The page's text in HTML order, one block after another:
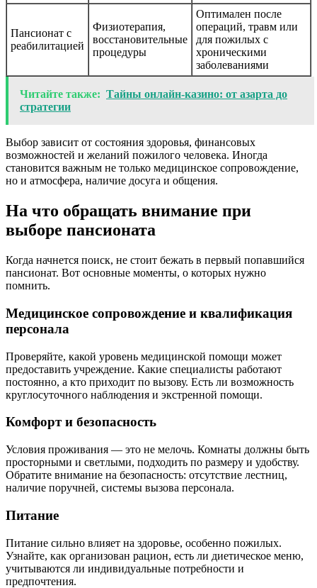
Пансионат с
реабилитацией
Физиотерапия,
восстановительные
процедуры
Оптимален после
операций, травм или
для пожилых с
хроническими
заболеваниями
Читайте также: Тайны онлайн-казино: от азарта до
стратегии
Выбор зависит от состояния здоровья, финансовых
возможностей и желаний пожилого человека. Иногда
становится важным не только медицинское сопровождение,
но и атмосфера, наличие досуга и общения.
На что обращать внимание при
выборе пансионата
Когда начнется поиск, не стоит бежать в первый попавшийся
пансионат. Вот основные моменты, о которых нужно
помнить.
Медицинское сопровождение и квалификация
персонала
Проверяйте, какой уровень медицинской помощи может
предоставить учреждение. Какие специалисты работают
постоянно, а кто приходит по вызову. Есть ли возможность
круглосуточного наблюдения и экстренной помощи.
Комфорт и безопасность
Условия проживания — это не мелочь. Комнаты должны быть
просторными и светлыми, подходить по размеру и удобству.
Обратите внимание на безопасность: отсутствие лестниц,
наличие поручней, системы вызова персонала.
Питание
Питание сильно влияет на здоровье, особенно пожилых.
Узнайте, как организован рацион, есть ли диетическое меню,
учитываются ли индивидуальные потребности и
предпочтения.